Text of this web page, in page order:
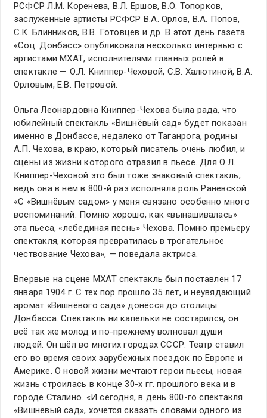
РСФСР Л.М. Коренева, В.Л. Ершов, В.О. Топорков,
заслуженные артисты РСФСР В.А. Орлов, В.А. Попов,
С.К. Блинников, В.В. Готовцев и др. В этот день газета
«Соц. Донбасс» опубликовала несколько интервью с
артистами МХАТ, исполнителями главных ролей в
спектакле — О.Л. Книппер-Чеховой, С.В. Халютиной, В.А.
Орловым, Е.В. Петровой.
Ольга Леонардовна Книппер-Чехова была рада, что
юбилейный спектакль «Вишнёвый сад» будет показан
именно в Донбассе, недалеко от Таганрога, родины
А.П. Чехова, в краю, который писатель очень любил, и
сцены из жизни которого отразил в пьесе. Для О.Л.
Книппер-Чеховой это был тоже знаковый спектакль,
ведь она в нём в 800-й раз исполняла роль Раневской.
«С «Вишнёвым садом» у меня связано особенно много
воспоминаний. Помню хорошо, как «вынашивалась»
эта пьеса, «лебединая песнь» Чехова. Помню премьеру
спектакля, которая превратилась в трогательное
чествование Чехова», — поведала актриса.
Впервые на сцене МХАТ спектакль был поставлен 17
января 1904 г. С тех пор прошло 35 лет, и неувядающий
аромат «Вишнёвого сада» донёсся до столицы
Донбасса. Спектакль ни капельки не состарился, он
всё так же молод и по-прежнему волновал души
людей. Он шёл во многих городах СССР. Театр ставил
его во время своих зарубежных поездок по Европе и
Америке. О новой жизни мечтают герои пьесы, новая
жизнь строилась в конце 30-х гг. прошлого века и в
городе Сталино. «И сегодня, в день 800-го спектакля
«Вишнёвый сад», хочется сказать словами одного из